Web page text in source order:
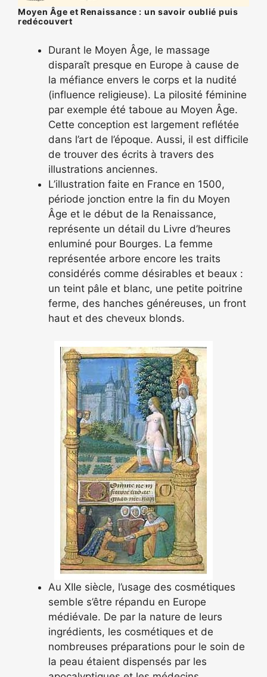
Moyen Âge et Renaissance : un savoir oublié puis
redécouvert
Durant le Moyen Âge, le massage
disparaît presque en Europe à cause de
la méfiance envers le corps et la nudité
(influence religieuse). La pilosité féminine
par exemple été taboue au Moyen Âge.
Cette conception est largement reflétée
dans l’art de l’époque. Aussi, il est difficile
de trouver des écrits à travers des
illustrations anciennes.
L’illustration faite en France en 1500,
période jonction entre la fin du Moyen
Âge et le début de la Renaissance,
représente un détail du Livre d’heures
enluminé pour Bourges. La femme
représentée arbore encore les traits
considérés comme désirables et beaux :
un teint pâle et blanc, une petite poitrine
ferme, des hanches généreuses, un front
haut et des cheveux blonds.
Au XIIe siècle, l’usage des cosmétiques
semble s’être répandu en Europe
médiévale. De par la nature de leurs
ingrédients, les cosmétiques et de
nombreuses préparations pour le soin de
la peau étaient dispensés par les